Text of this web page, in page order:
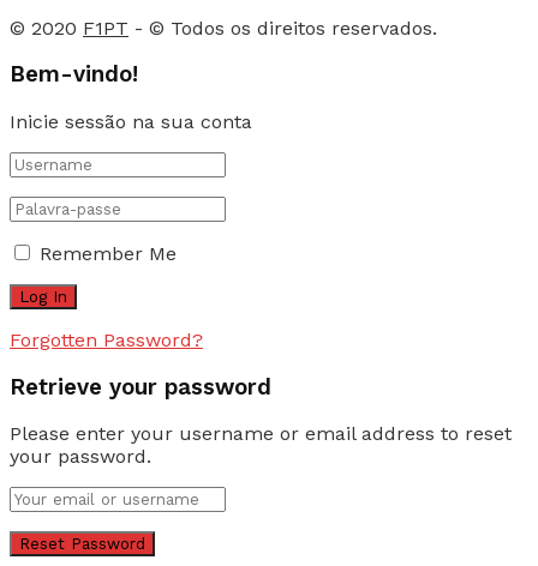
© 2020 F1PT - © Todos os direitos reservados.
Bem-vindo!
Inicie sessão na sua conta
Remember Me
Forgotten Password?
Retrieve your password
Please enter your username or email address to reset
your password.